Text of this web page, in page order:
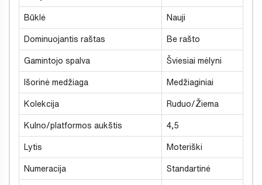
Būklė Nauji
Dominuojantis raštas Be rašto
Gamintojo spalva Šviesiai mėlyni
Išorinė medžiaga Medžiaginiai
Kolekcija Ruduo/Žiema
Kulno/platformos aukštis 4,5
Lytis Moteriški
Numeracija Standartinė